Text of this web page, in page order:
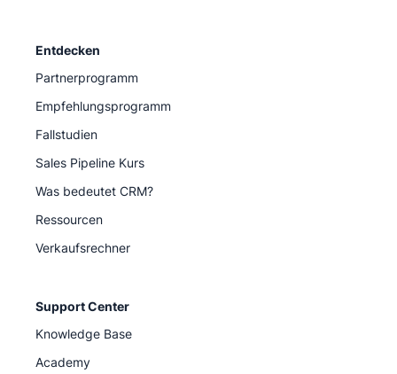
Entdecken
Partnerprogramm
Empfehlungsprogramm
Fallstudien
Sales Pipeline Kurs
Was bedeutet CRM?
Ressourcen
Verkaufsrechner
Support Center
Knowledge Base
Academy